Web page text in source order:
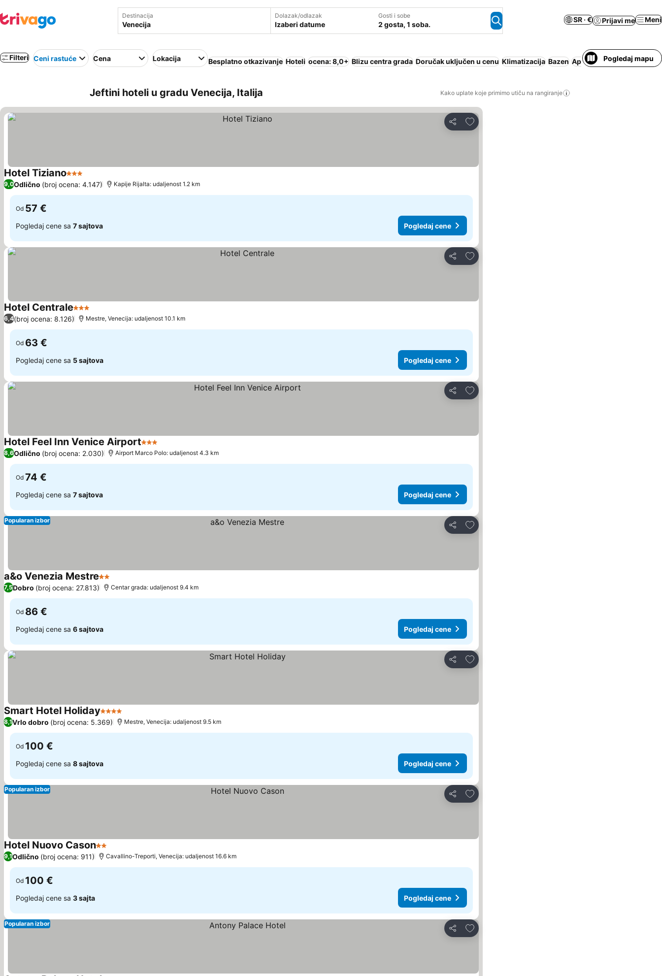
Destinacija Dolazak/odlazak
Izaberi datume
Gosti i sobe
2 gosta, 1 soba.
SR · € Prijavi me Meni
Filteri Ceni rastuće Cena Lokacija Besplatno otkazivanje Hoteli ocena: 8,0+ Blizu centra grada Doručak uključen u cenu Klimatizacija Bazen Apart hotel Parking
Pogledaj mapu
Jeftini hoteli u gradu Venecija, Italija Kako uplate koje primimo utiču na rangiranje
Deli
Dodati u favorite
Hotel Tiziano3 Zvezdice
9,0Odlično (broj ocena: 4.147) Kapije Rijalta: udaljenost 1.2 km
Od 57 €
Pogledaj cene sa 7 sajtova Pogledaj cene
Deli
Dodati u favorite
Hotel Centrale3 Zvezdice
6,4(broj ocena: 8.126) Mestre, Venecija: udaljenost 10.1 km
Od 63 €
Pogledaj cene sa 5 sajtova Pogledaj cene
Deli
Dodati u favorite
Hotel Feel Inn Venice Airport3 Zvezdice
8,6Odlično (broj ocena: 2.030) Airport Marco Polo: udaljenost 4.3 km
Od 74 €
Pogledaj cene sa 7 sajtova Pogledaj cene
Deli
Dodati u favorite
Popularan izbor
a&o Venezia Mestre2 Zvezdice
7,5Dobro (broj ocena: 27.813) Centar grada: udaljenost 9.4 km
Od 86 €
Pogledaj cene sa 6 sajtova Pogledaj cene
Deli
Dodati u favorite
Smart Hotel Holiday4 Zvezdice
8,1Vrlo dobro (broj ocena: 5.369) Mestre, Venecija: udaljenost 9.5 km
Od 100 €
Pogledaj cene sa 8 sajtova Pogledaj cene
Deli
Dodati u favorite
Popularan izbor
Hotel Nuovo Cason2 Zvezdice
9,1Odlično (broj ocena: 911) Cavallino-Treporti, Venecija: udaljenost 16.6 km
Od 100 €
Pogledaj cene sa 3 sajta Pogledaj cene
Deli
Dodati u favorite
Popularan izbor